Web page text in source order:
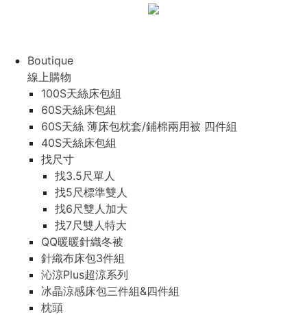
Boutique
線上購物
100S天絲床包組
60S天絲床包組
60S天絲 薄床包枕套/鋪棉兩用被 四件組
40S天絲床包組
找尺寸
找3.5尺單人
找5尺標準雙人
找6尺雙人加大
找7尺雙人特大
QQ暖暖針織冬被
針織布床包3件組
沁涼Plus超涼系列
冰晶涼感床包三件組&四件組
枕頭